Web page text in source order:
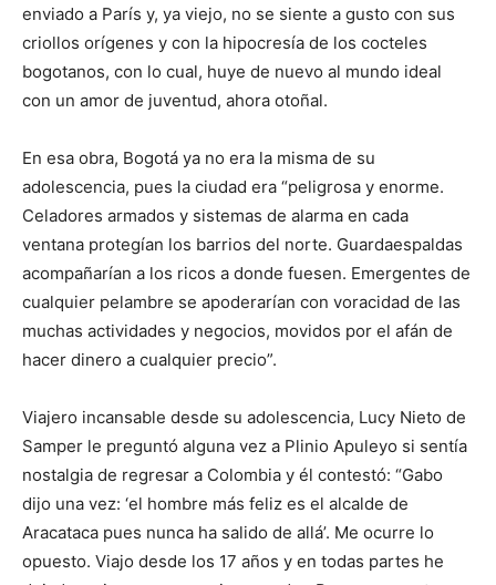
enviado a París y, ya viejo, no se siente a gusto con sus
criollos orígenes y con la hipocresía de los cocteles
bogotanos, con lo cual, huye de nuevo al mundo ideal
con un amor de juventud, ahora otoñal.
En esa obra, Bogotá ya no era la misma de su
adolescencia, pues la ciudad era “peligrosa y enorme.
Celadores armados y sistemas de alarma en cada
ventana protegían los barrios del norte. Guardaespaldas
acompañarían a los ricos a donde fuesen. Emergentes de
cualquier pelambre se apoderarían con voracidad de las
muchas actividades y negocios, movidos por el afán de
hacer dinero a cualquier precio”.
Viajero incansable desde su adolescencia, Lucy Nieto de
Samper le preguntó alguna vez a Plinio Apuleyo si sentía
nostalgia de regresar a Colombia y él contestó: “Gabo
dijo una vez: ‘el hombre más feliz es el alcalde de
Aracataca pues nunca ha salido de allá’. Me ocurre lo
opuesto. Viajo desde los 17 años y en todas partes he